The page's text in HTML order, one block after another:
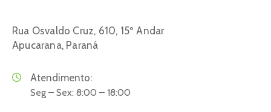
Rua Osvaldo Cruz, 610, 15º Andar
Apucarana, Paraná
Atendimento:
Seg – Sex: 8:00 – 18:00